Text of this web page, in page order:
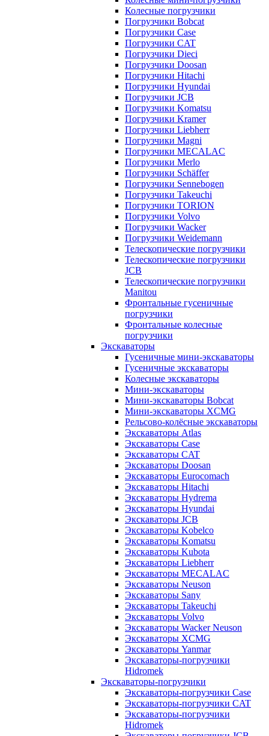
Колесные погрузчики
Погрузчики Bobcat
Погрузчики Case
Погрузчики CAT
Погрузчики Dieci
Погрузчики Doosan
Погрузчики Hitachi
Погрузчики Hyundai
Погрузчики JCB
Погрузчики Komatsu
Погрузчики Kramer
Погрузчики Liebherr
Погрузчики Magni
Погрузчики MECALAC
Погрузчики Merlo
Погрузчики Schäffer
Погрузчики Sennebogen
Погрузчики Takeuchi
Погрузчики TORION
Погрузчики Volvo
Погрузчики Wacker
Погрузчики Weidemann
Телескопические погрузчики
Телескопические погрузчики
JCB
Телескопические погрузчики
Manitou
Фронтальные гусеничные
погрузчики
Фронтальные колесные
погрузчики
Экскаваторы
Гусеничные мини-экскаваторы
Гусеничные экскаваторы
Колесные экскаваторы
Мини-экскаваторы
Мини-экскаваторы Bobcat
Мини-экскаваторы XCMG
Рельсово-колёсные экскаваторы
Экскаваторы Atlas
Экскаваторы Case
Экскаваторы CAT
Экскаваторы Doosan
Экскаваторы Eurocomach
Экскаваторы Hitachi
Экскаваторы Hydrema
Экскаваторы Hyundai
Экскаваторы JCB
Экскаваторы Kobelco
Экскаваторы Komatsu
Экскаваторы Kubota
Экскаваторы Liebherr
Экскаваторы MECALAC
Экскаваторы Neuson
Экскаваторы Sany
Экскаваторы Takeuchi
Экскаваторы Volvo
Экскаваторы Wacker Neuson
Экскаваторы XCMG
Экскаваторы Yanmar
Экскаваторы-погрузчики
Hidromek
Экскаваторы-погрузчики
Экскаваторы-погрузчики Case
Экскаваторы-погрузчики CAT
Экскаваторы-погрузчики
Hidromek